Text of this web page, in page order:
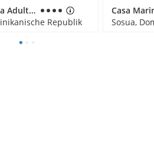
Select Sosua Adults Only, Trademark by Wyndham All Inclusive
Republik
Sosua,